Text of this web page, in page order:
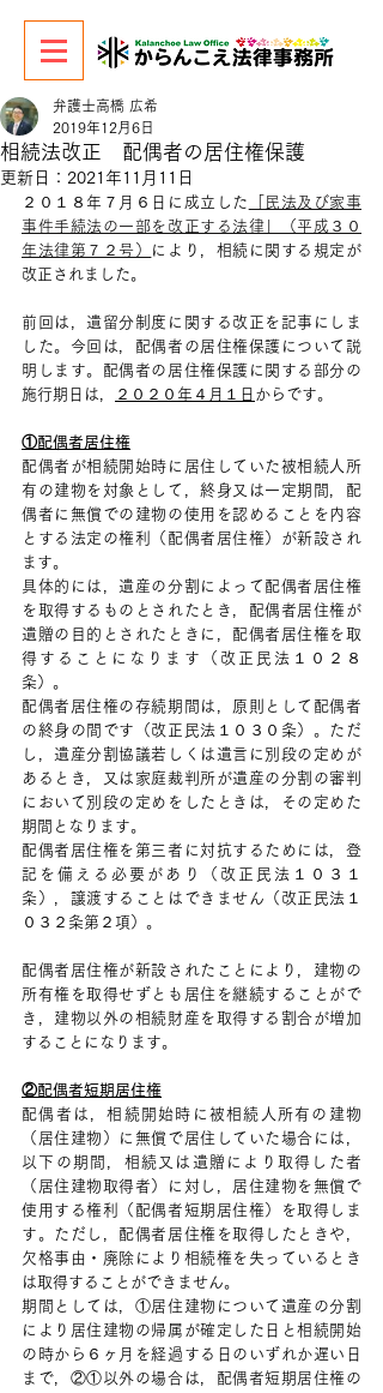
相続法改正 配偶者の居住権保護
弁護士高橋 広希
2019年12月6日
更新日： 2021年11月11日
２０１８年７月６日に成立した
「民法及び家事
事件手続法の一部を改正する法律」（平成３０
年法律第７２号）
により，相続に関する規定が
改正されました。
前回は，遺留分制度に関する改正を記事にしま
した。今回は，配偶者の居住権保護について説
明します。配偶者の居住権保護に関する部分の
施行期日は，
２０２０年４月１日 からです。
①配偶者居住権
配偶者が相続開始時に居住していた被相続人所
有の建物を対象として，終身又は一定期間，配
偶者に無償での建物の使用を認めることを内容
とする法定の権利（配偶者居住権）が新設され
ます。
具体的には，遺産の分割によって配偶者居住権
を取得するものとされたとき，配偶者居住権が
遺贈の目的とされたときに，配偶者居住権を取
得することになります（改正民法１０２８
条）。
配偶者居住権の存続期間は，原則として配偶者
の終身の間です（改正民法１０３０条）。ただ
し，遺産分割協議若しくは遺言に別段の定めが
あるとき，又は家庭裁判所が遺産の分割の審判
において別段の定めをしたときは，その定めた
期間となります。
配偶者居住権を第三者に対抗するためには，登
記を備える必要があり（改正民法１０３１
条），譲渡することはできません（改正民法１
０３２条第２項）。
配偶者居住権が新設されたことにより，建物の
所有権を取得せずとも居住を継続することがで
き，建物以外の相続財産を取得する割合が増加
することになります。
②配偶者短期居住権
配偶者は，相続開始時に被相続人所有の建物
（居住建物）に無償で居住していた場合には，
以下の期間，相続又は遺贈により取得した者
（居住建物取得者）に対し，居住建物を無償で
使用する権利（配偶者短期居住権）を取得しま
す。ただし，配偶者居住権を取得したときや，
欠格事由・廃除により相続権を失っているとき
は取得することができません。
期間としては，①居住建物について遺産の分割
により居住建物の帰属が確定した日と相続開始
の時から６ヶ月を経過する日のいずれか遅い日
まで，②①以外の場合は，配偶者短期居住権の